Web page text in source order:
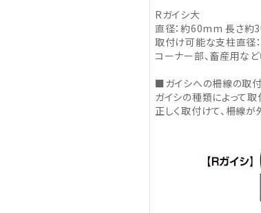
Rガイシ大
直径：約60mm 長さ約
取付け可能な支柱直
コーナー部、畜産用な
■ガイシへの柵線の取
ガイシの種類によって
正しく取付けて、柵線が